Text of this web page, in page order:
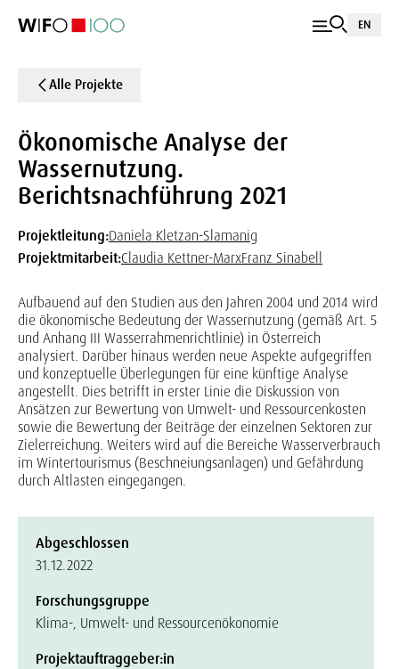
EN
Alle Projekte
Ökonomische Analyse der
Wassernutzung.
Berichtsnachführung 2021
Projektleitung:Daniela Kletzan-Slamanig
Projektmitarbeit:Claudia Kettner-MarxFranz Sinabell
Aufbauend auf den Studien aus den Jahren 2004 und 2014 wird
die ökonomische Bedeutung der Wassernutzung (gemäß Art. 5
und Anhang III Wasserrahmenrichtlinie) in Österreich
analysiert. Darüber hinaus werden neue Aspekte aufgegriffen
und konzeptuelle Überlegungen für eine künftige Analyse
angestellt. Dies betrifft in erster Linie die Diskussion von
Ansätzen zur Bewertung von Umwelt- und Ressourcenkosten
sowie die Bewertung der Beiträge der einzelnen Sektoren zur
Zielerreichung. Weiters wird auf die Bereiche Wasserverbrauch
im Wintertourismus (Beschneiungsanlagen) und Gefährdung
durch Altlasten eingegangen.
Abgeschlossen
31.12.2022
Forschungsgruppe
Klima-, Umwelt- und Ressourcenökonomie
Projektauftraggeber:in